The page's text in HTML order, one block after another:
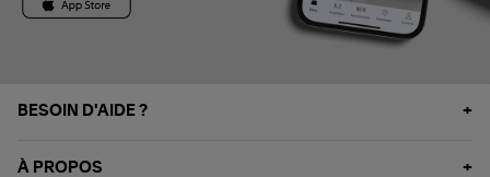
BESOIN D'AIDE ?
À PROPOS